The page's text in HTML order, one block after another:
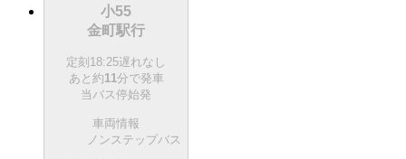
小55
金町駅行
定刻 18:25遅れなし
あと約11分で発車
当バス停始発
車両情報
ノンステップバス